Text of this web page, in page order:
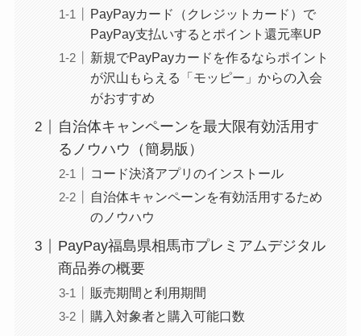
PayPayカード（クレジットカード）で
PayPay支払いするとポイント還元率UP
新規でPayPayカードを作るならポイント
が沢山もらえる「モッピー」からの入会
がおすすめ
自治体キャンペーンを最大限有効活用す
るノウハウ（簡易版）
コード決済アプリのインストール
自治体キャンペーンを有効活用するため
のノウハウ
PayPay福島県相馬市プレミアムデジタル
商品券の概要
販売期間と利用期間
購入対象者と購入可能口数